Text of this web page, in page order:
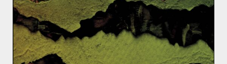
Orient. Ankara cherche une nouvelle zone d’influence
moins conflictuelle et plus facile à contrôler. Le pays a
ainsi engagé une politique économique et
socioculturelle active en Asie Orientale et en Afrique.